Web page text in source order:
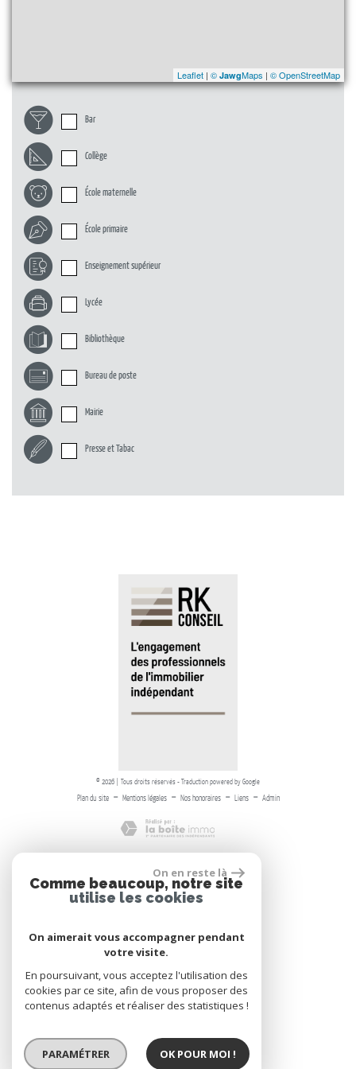
Leaflet | © JawgMaps | © OpenStreetMap
Bar
Collège
École maternelle
École primaire
Enseignement supérieur
Lycée
Bibliothèque
Bureau de poste
Mairie
Presse et Tabac
© 2026 | Tous droits réservés - Traduction powered by Google
Plan du site- Mentions légales- Nos honoraires- Liens- Admin
Adhérents
Se Connecter
On en reste là
Comme beaucoup, notre site
utilise les cookies
On aimerait vous accompagner pendant
votre visite.
En poursuivant, vous acceptez l'utilisation des
cookies par ce site, afin de vous proposer des
contenus adaptés et réaliser des statistiques !
PARAMÉTRER OK POUR MOI !